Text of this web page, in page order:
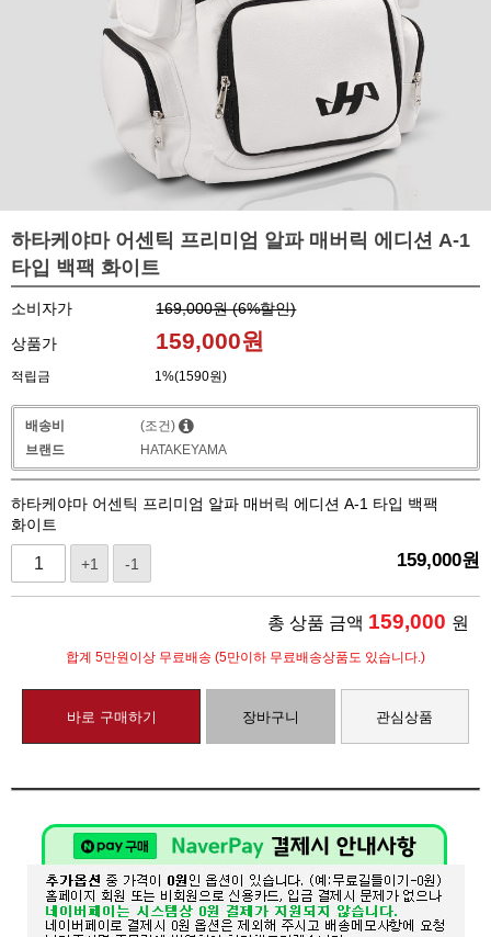
하타케야마 어센틱 프리미엄 알파 매버릭 에디션 A-1
타입 백팩 화이트
소비자가 169,000원 (6%할인)
상품가
159,000원
적립금 1%(1590원)
배송비
(조건)
브랜드
HATAKEYAMA
하타케야마 어센틱 프리미엄 알파 매버릭 에디션 A-1 타입 백팩
화이트
+1 -1 159,000원
총 상품 금액 159,000 원
합계 5만원이상 무료배송 (5만이하 무료배송상품도 있습니다.)
바로 구매하기 장바구니 관심상품